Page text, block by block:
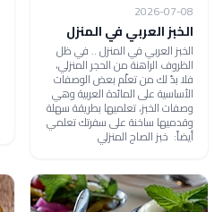
2026-07-08
الخبز العربي في المنزل
الخبز العربي في المنزل .. في ظل
الظروف الراهنة من الحجر المنزلي،
فلا بدّ لك من تعلّم بعض الوصفات
الأساسية على المائدة العربية وهي
وصفات الخبز، تعلميها بطريقة سهلة
وقدميها ساخنة على سفرتك تعلمي
أيضاً: خبز الصاج المنزلي